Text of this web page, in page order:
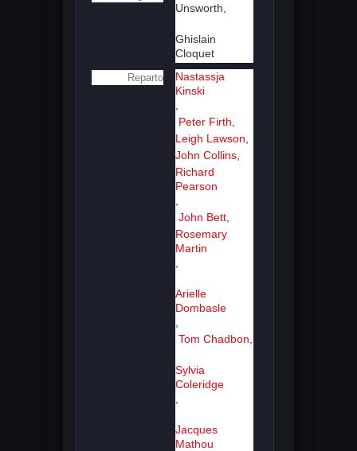
Unsworth,
Ghislain
Cloquet
Reparto
Nastassja
Kinski
Peter Firth
Leigh Lawson
John Collins
Richard
Pearson
John Bett
Rosemary
Martin
Arielle
Dombasle
Tom Chadbon
Sylvia
Coleridge
Jacques
Mathou